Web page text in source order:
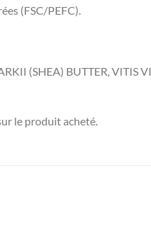
(FSC/PEFC).
(SHEA) BUTTER, VITIS
le produit acheté.